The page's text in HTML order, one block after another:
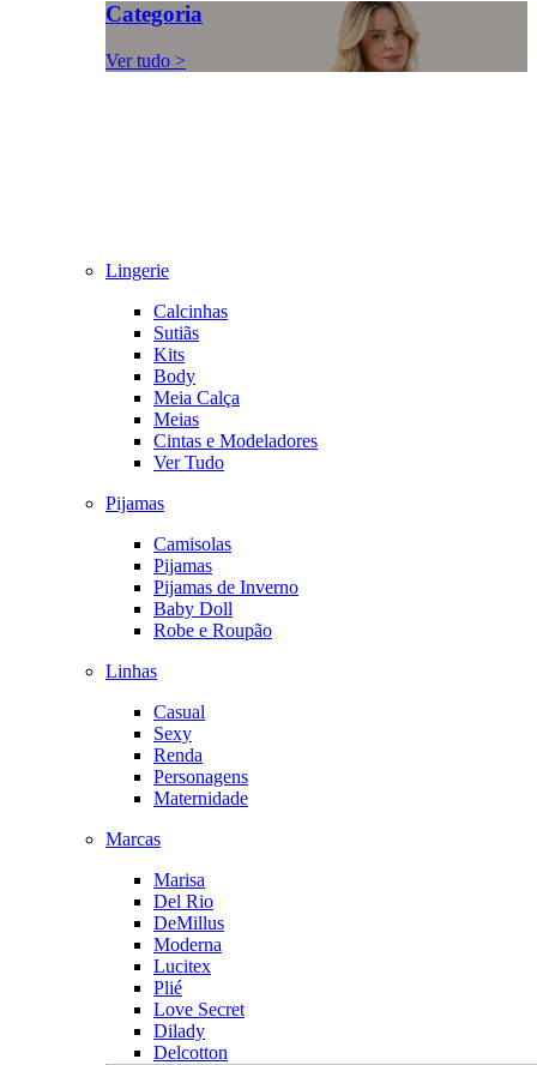
Categoria
Ver tudo >
Lingerie
Calcinhas
Sutiãs
Kits
Body
Meia Calça
Meias
Cintas e Modeladores
Ver Tudo
Pijamas
Camisolas
Pijamas
Pijamas de Inverno
Baby Doll
Robe e Roupão
Linhas
Casual
Sexy
Renda
Personagens
Maternidade
Marcas
Marisa
Del Rio
DeMillus
Moderna
Lucitex
Plié
Love Secret
Dilady
Delcotton